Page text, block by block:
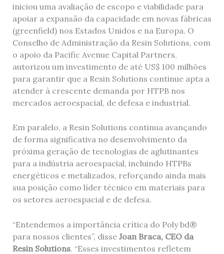
iniciou uma avaliação de escopo e viabilidade para
apoiar a expansão da capacidade em novas fábricas
(greenfield) nos Estados Unidos e na Europa. O
Conselho de Administração da Resin Solutions, com
o apoio da Pacific Avenue Capital Partners,
autorizou um investimento de até US$ 100 milhões
para garantir que a Resin Solutions continue apta a
atender à crescente demanda por HTPB nos
mercados aeroespacial, de defesa e industrial.
Em paralelo, a Resin Solutions continua avançando
de forma significativa no desenvolvimento da
próxima geração de tecnologias de aglutinantes
para a indústria aeroespacial, incluindo HTPBs
energéticos e metalizados, reforçando ainda mais
sua posição como líder técnico em materiais para
os setores aeroespacial e de defesa.
“Entendemos a importância crítica do Poly bd®
para nossos clientes”, disse Joan Braca, CEO da
Resin Solutions. “Esses investimentos refletem